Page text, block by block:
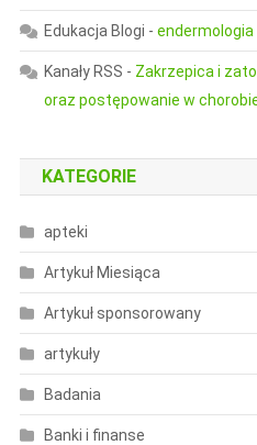
Edukacja Blogi - endermologia
Kanały RSS - Zakrzepica i
oraz postępowanie w
KATEGORIE
apteki
Artykuł Miesiąca
Artykuł sponsorowany
artykuły
Badania
Banki i finanse